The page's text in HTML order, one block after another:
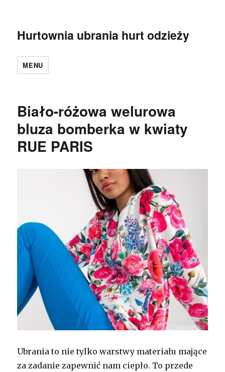
Hurtownia ubrania hurt odzieży
MENU
Biało-różowa welurowa
bluza bomberka w kwiaty
RUE PARIS
Ubrania to nie tylko warstwy materiału mające
za zadanie zapewnić nam ciepło. To przede